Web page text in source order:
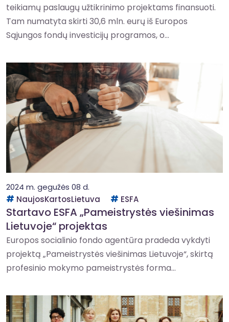
teikiamų paslaugų užtikrinimo projektams finansuoti.
Tam numatyta skirti 30,6 mln. eurų iš Europos
Sąjungos fondų investicijų programos, o...
2024 m. gegužės 08 d.
NaujosKartosLietuva
ESFA
Startavo ESFA „Pameistrystės viešinimas
Lietuvoje“ projektas
Europos socialinio fondo agentūra pradeda vykdyti
projektą „Pameistrystės viešinimas Lietuvoje“, skirtą
profesinio mokymo pameistrystės forma...